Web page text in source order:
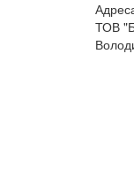
ТОВ